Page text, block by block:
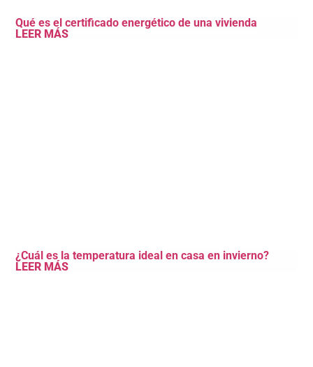
Qué es el certificado energético de una vivienda
LEER MÁS
¿Cuál es la temperatura ideal en casa en invierno?
LEER MÁS